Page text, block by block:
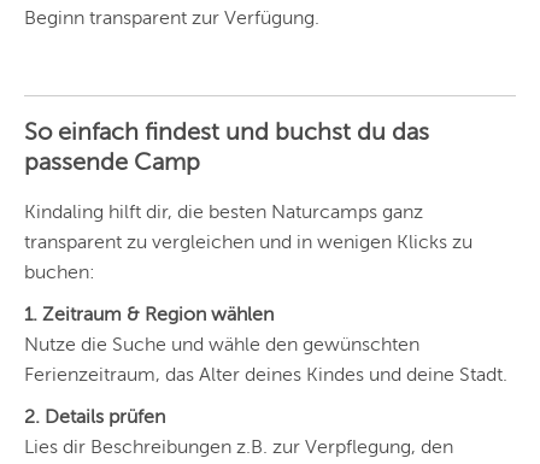
Beginn transparent zur Verfügung.
So einfach findest und buchst du das
passende Camp
Kindaling hilft dir, die besten Naturcamps ganz
transparent zu vergleichen und in wenigen Klicks zu
buchen:
1. Zeitraum & Region wählen
Nutze die Suche und wähle den gewünschten
Ferienzeitraum, das Alter deines Kindes und deine Stadt.
2. Details prüfen
Lies dir Beschreibungen z.B. zur Verpflegung, den